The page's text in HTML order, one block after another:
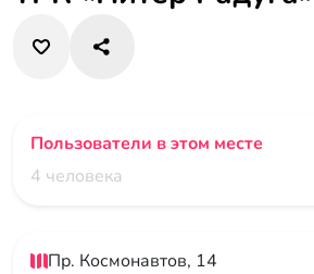
Пользователи в этом месте
4 человека
Пр. Космонавтов, 14